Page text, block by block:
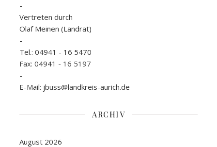
-
Vertreten durch
Olaf Meinen (Landrat)
-
Tel.: 04941 - 16 5470
Fax: 04941 - 16 5197
-
E-Mail: jbuss@landkreis-aurich.de
ARCHIV
August 2026